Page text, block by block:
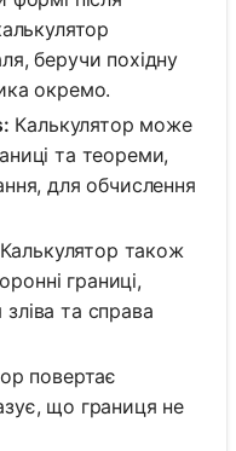
беручи похідну
окремо.
Калькулятор може
та теореми,
для обчислення
Калькулятор також
границі,
та справа
повертає
що границя не